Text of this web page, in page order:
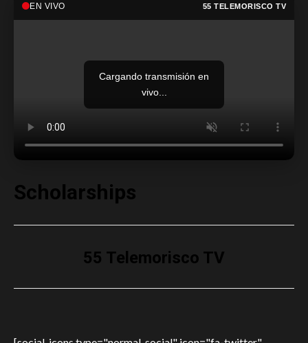
EN VIVO 55 TELEMORISCO TV
Cargando transmisión en
vivo...
Scholarships
55 Telemorisco TV